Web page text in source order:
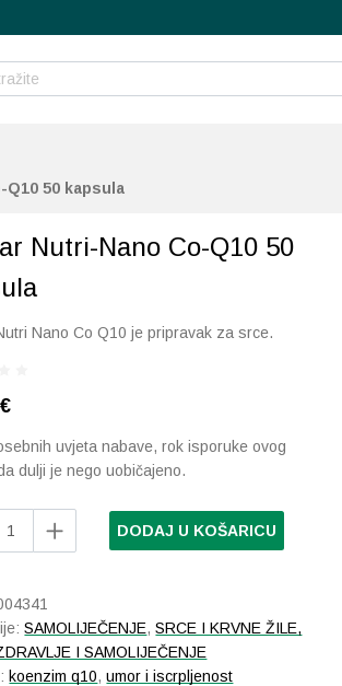
50 kapsula
Nutri-Nano Co-Q10 50
Nano Co Q10 je pripravak za srce.
€
uvjeta nabave, rok isporuke ovog
dulji je nego uobičajeno.
DODAJ U KOŠARICU
SAMOLIJEČENJE,SRCE I KRVNE ŽILE,
I SAMOLIJEČENJE
koenzim q10,umor i iscrpljenost